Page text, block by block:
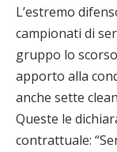
L’estremo
campionati di
gruppo lo
apporto alla
anche sette
Queste le
contrattuale: